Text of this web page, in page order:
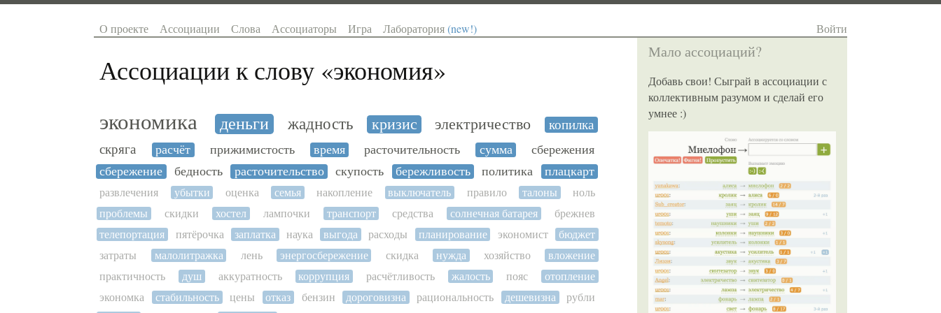
О проекте Ассоциации Слова Ассоциаторы Игра Лаборатория(new!) Войти
Ассоциации к слову «экономия»
экономика деньги жадность кризис электричество
копилка
скряга
расчёт прижимистость время расточительность сумма
сбережения
сбережение
бедность расточительство скупость бережливость политика плацкарт
развлечения убытки оценка семья накопление выключатель правило талоны
ноль
проблемы
скидки хостел лампочки транспорт средства солнечная батарея
брежнев
телепортация
пятёрочка заплатка наука выгода расходы планирование экономист
бюджет
затраты
малолитражка лень энергосбережение скидка нужда хозяйство
вложение
практичность
душ аккуратность коррупция расчётливость жалость пояс
отопление
экономка
стабильность цены отказ бензин дороговизна рациональность дешевизна
рубли
Мало ассоциаций?
Добавь свои! Сыграй в ассоциации с
коллективным разумом и сделай его
умнее :)